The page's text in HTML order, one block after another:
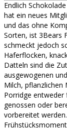
Endlich
hat ein neues
und das ohne
Sorten, ist 3Bears
schmeckt jedoch
Haferflocken,
Datteln sind die
ausgewogenen
Milch, pflanzlichen
Porridge
genossen oder
vorbereitet